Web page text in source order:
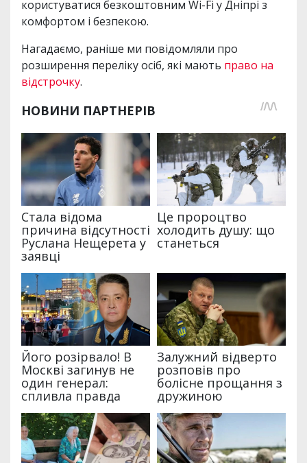
користуватися безкоштовним Wi-Fi у Дніпрі з
комфортом і безпекою.
Нагадаємо, раніше ми повідомляли про
розширення переліку осіб, які мають право на
відстрочку.